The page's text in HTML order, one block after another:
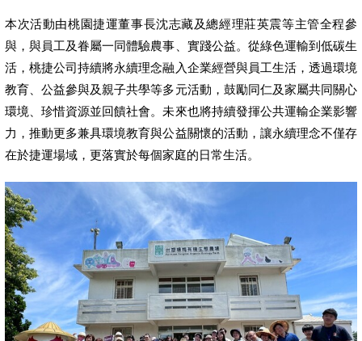
本次活動由桃園捷運董事長沈志藏及總經理莊英震等主管全程參
與，與員工及眷屬一同體驗農事、實踐公益。從綠色運輸到低碳生
活，桃捷公司持續將永續理念融入企業經營與員工生活，透過環境
教育、公益參與及親子共學等多元活動，鼓勵同仁及家屬共同關心
環境、珍惜資源並回饋社會。未來也將持續發揮公共運輸企業影響
力，推動更多兼具環境教育與公益關懷的活動，讓永續理念不僅存
在於捷運場域，更落實於每個家庭的日常生活。